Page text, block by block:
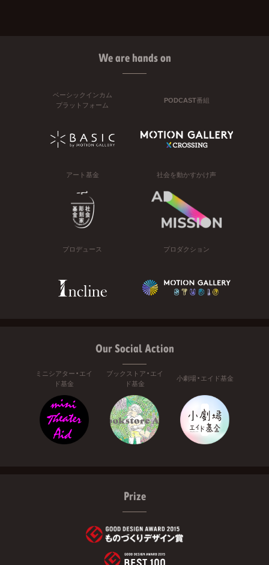
We are hands on
ベーシックインカム
プラットフォーム
PODCAST番組
アート基金 社会を動かすかけ声
プロデュース プロダクション
Our Social Action
ミニシアター・エイ
ド基金
ブックストア・エイ
ド基金
小劇場・エイド基金
Prize